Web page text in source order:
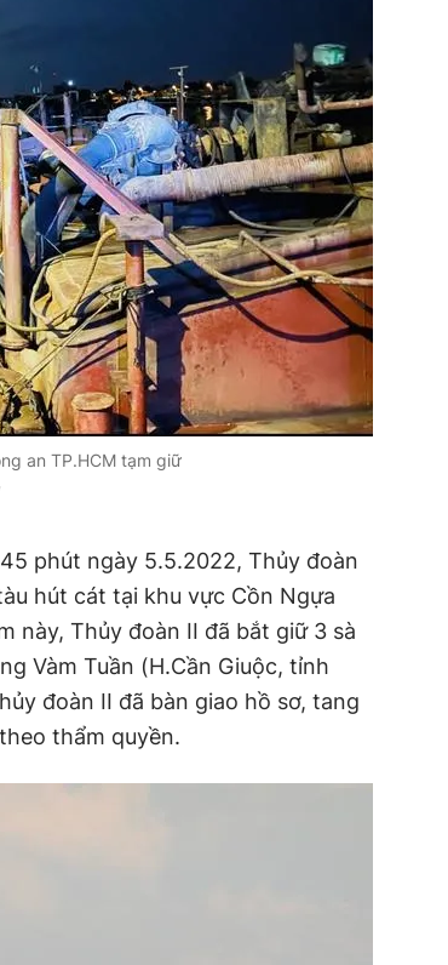
an TP.HCM tạm giữ
phút ngày 5.5.2022, Thủy đoàn
hút cát tại khu vực Cồn Ngựa
này, Thủy đoàn II đã bắt giữ 3 sà
Vàm Tuần (H.Cần Giuộc, tỉnh
đoàn II đã bàn giao hồ sơ, tang
thẩm quyền.